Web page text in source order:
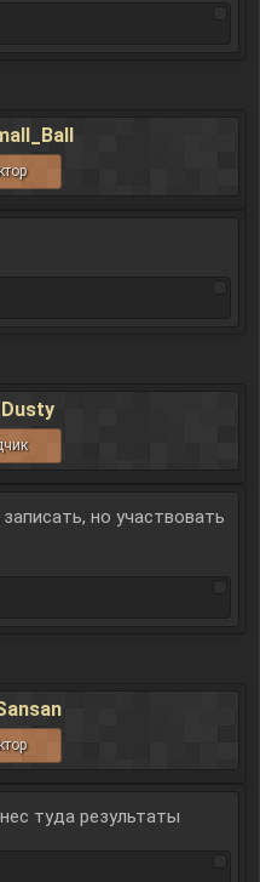
Dusty
но участвовать
туда результаты